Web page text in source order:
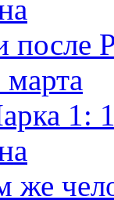
1:
же